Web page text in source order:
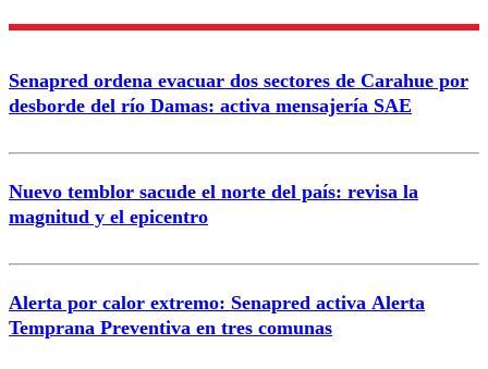
Correo
Senapred ordena evacuar dos sectores de Carahue por
desborde del río Damas: activa mensajería SAE
Nuevo temblor sacude el norte del país: revisa la
magnitud y el epicentro
Alerta por calor extremo: Senapred activa Alerta
Temprana Preventiva en tres comunas